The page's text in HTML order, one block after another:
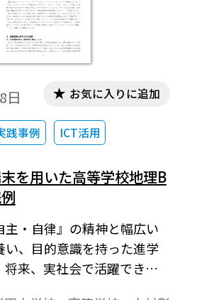
日
践事例 ICT活用
お気に入りに追加
を用いた高等学校地理B
主・自律』の精神と幅広い
い、目的意識を持った進学
将来、実社会で活躍できる